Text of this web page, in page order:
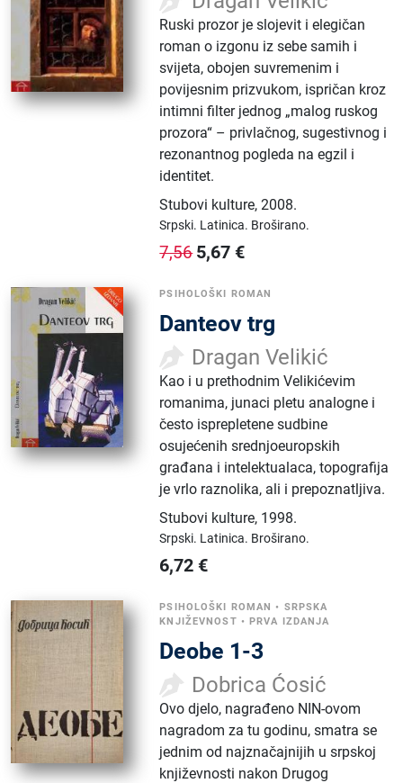
Ruski prozor je slojevit i elegičan
roman o izgonu iz sebe samih i
svijeta, obojen suvremenim i
povijesnim prizvukom, ispričan kroz
intimni filter jednog „malog ruskog
prozora“ – privlačnog, sugestivnog i
rezonantnog pogleda na egzil i
identitet.
Stubovi kulture,2008.
Srpski. Latinica. Broširano.
7,56 5,67 €
PSIHOLOŠKI ROMAN
Danteov trg
Dragan Velikić
Kao i u prethodnim Velikićevim
romanima, junaci pletu analogne i
često isprepletene sudbine
osujećenih srednjoeuropskih
građana i intelektualaca, topografija
je vrlo raznolika, ali i prepoznatljiva.
Stubovi kulture, 1998.
Srpski. Latinica. Broširano.
6,72 €
PSIHOLOŠKI ROMAN • SRPSKA
KNJIŽEVNOST •PRVA IZDANJA
Deobe 1-3
Dobrica Ćosić
Ovo djelo, nagrađeno NIN-ovom
nagradom za tu godinu, smatra se
jednim od najznačajnijih u srpskoj
književnosti nakon Drugog